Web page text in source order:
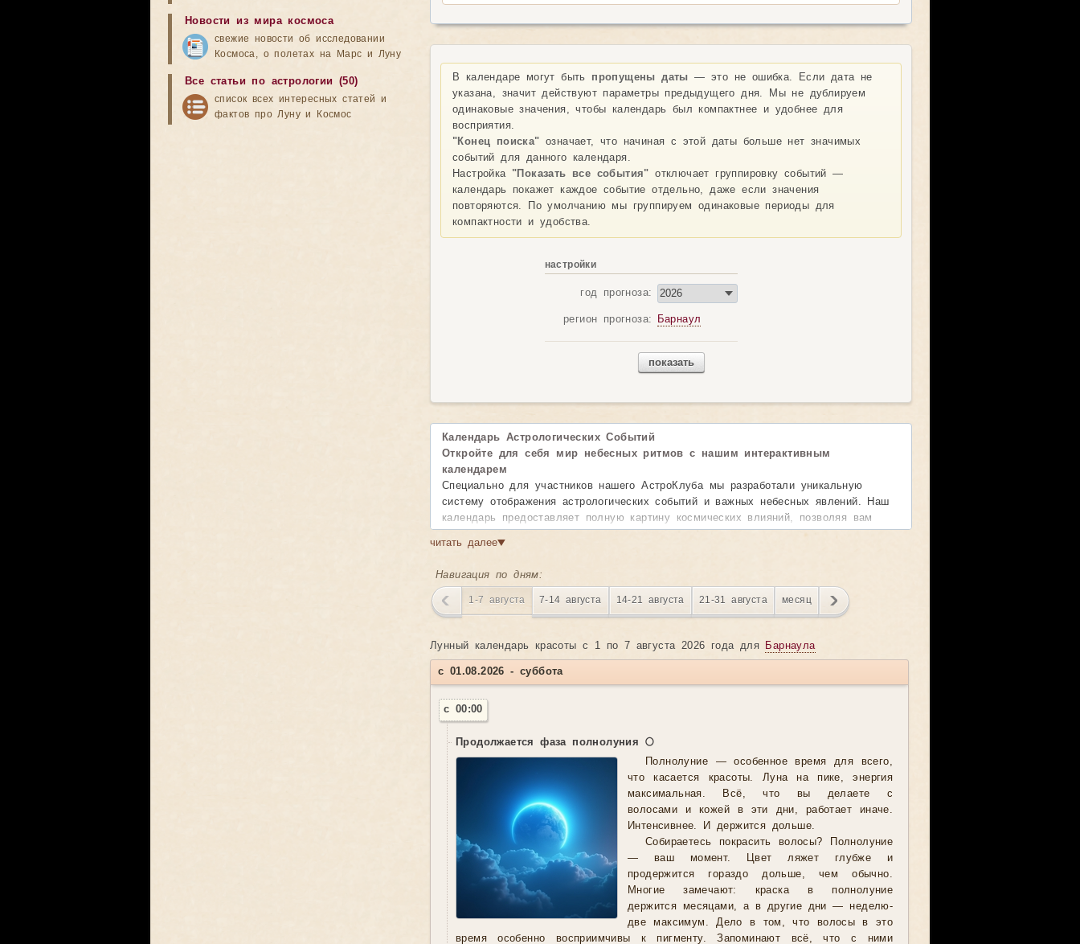
В календаре могут быть пропущены даты — это не ошибка. Если дата не
указана, значит действуют параметры предыдущего дня. Мы не дублируем
одинаковые значения, чтобы календарь был компактнее и удобнее для
восприятия.
"Конец поиска" означает, что начиная с этой даты больше нет значимых
событий для данного календаря.
Настройка "Показать все события" отключает группировку событий —
календарь покажет каждое событие отдельно, даже если значения
повторяются. По умолчанию мы группируем одинаковые периоды для
компактности и удобства.
настройки
год прогноза:
регион прогноза: Барнаул
показать
Календарь Астрологических Событий
Откройте для себя мир небесных ритмов с нашим интерактивным
календарем
Специально для участников нашего АстроКлуба мы разработали уникальную
систему отображения астрологических событий и важных небесных явлений. Наш
календарь предоставляет полную картину космических влияний, позволяя вам
• Детальная информация о событиях
каждого астрологического явления
• Удобная навигация— легко перелистывайте месяцы и находите нужные даты
формате
• Продолжительность явлений— видите, как долго будет действовать то или
иное космическое влияние
Календарь включает фазы Луны, ретроградные периоды планет, аспекты,
ингрессии и другие значимые астрологические события. Незаменимый инструмент
для практикующих астрологов и всех, кто стремится жить в согласии с
космическими ритмами.Узнать подробности →
Ниже представлен скриншот интерфейса.
читать далее▼
Навигация по дням:
1-7 августа 7-14 августа 14-21 августа 21-31 августа месяц
Лунный календарь красоты с 1 по 7 августа 2026 года для Барнаула
с 01.08.2026 - суббота
с 00:00
Продолжается фаза полнолуния 🌕
Полнолуние — особенное время для всего,
что касается красоты. Луна на пике, энергия
максимальная. Всё, что вы делаете с
волосами и кожей в эти дни, работает иначе.
Интенсивнее. И держится дольше.
Собираетесь покрасить волосы? Полнолуние
— ваш момент. Цвет ляжет глубже и
продержится гораздо дольше, чем обычно.
Многие замечают: краска в полнолуние
держится месяцами, а в другие дни — неделю-
две максимум. Дело в том, что волосы в это
время особенно восприимчивы к пигменту. Запоминают всё, что с ними
Новости из мира космоса
свежие новости об исследовании
Космоса, о полетах на Марс и Луну
Все статьи по астрологии (50)
список всех интересных статей и
фактов про Луну и Космос